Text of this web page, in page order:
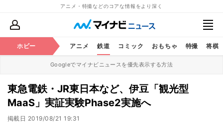
アニメ・特撮などのコアな情報をより深く
ホビー アニメ 鉄道 コミック おもちゃ 特撮 将棋
Googleでマイナビニュースを優先表示する方法
東急電鉄・JR東日本など、伊豆「観光型
MaaS」実証実験Phase2実施へ
掲載日 2019/08/21 19:31